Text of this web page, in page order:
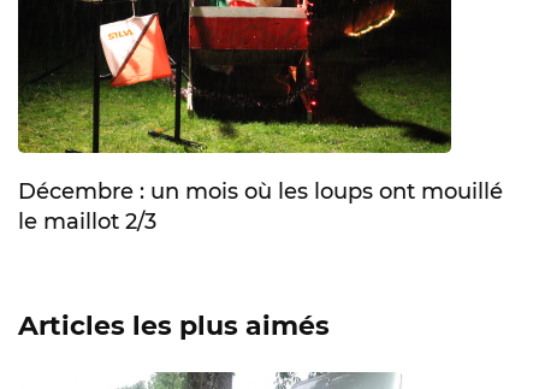
Décembre : un mois où les loups ont mouillé
le maillot 2/3
Articles les plus aimés